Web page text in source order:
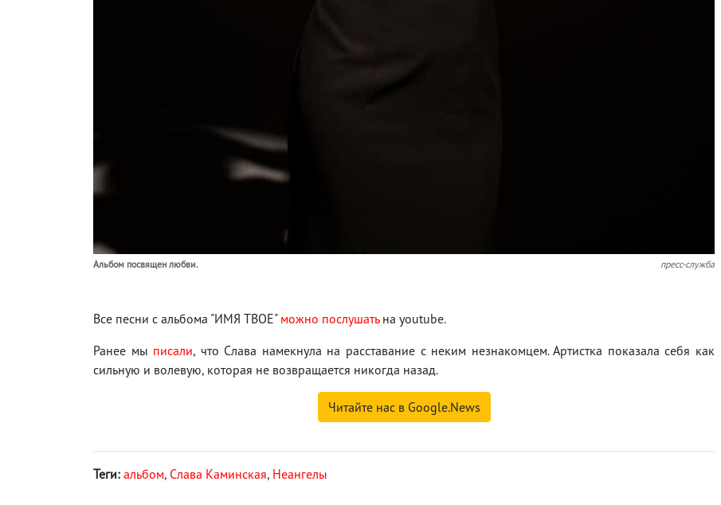
Альбом посвящен любви. пресс-служба
Все песни с альбома "ИМЯ ТВОЕ" можно послушатьна youtube.
Ранее мы писали, что Слава намекнула на расставание с неким незнакомцем. Артистка показала себя как
сильную и волевую, которая не возвращается никогда назад.
Читайте нас в Google.News
Теги: альбом, Слава Каминская, Неангелы